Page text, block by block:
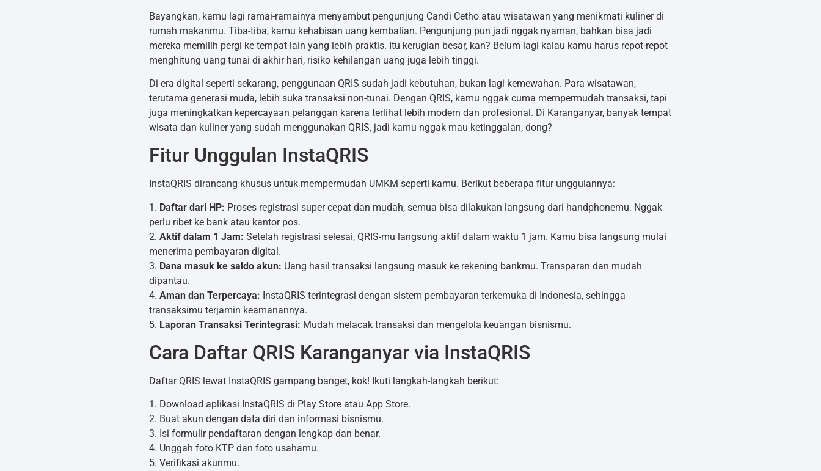
Bayangkan, kamu lagi ramai-ramainya menyambut pengunjung Candi Cetho atau wisatawan yang menikmati kuliner di
rumah makanmu. Tiba-tiba, kamu kehabisan uang kembalian. Pengunjung pun jadi nggak nyaman, bahkan bisa jadi
mereka memilih pergi ke tempat lain yang lebih praktis. Itu kerugian besar, kan? Belum lagi kalau kamu harus repot-repot
menghitung uang tunai di akhir hari, risiko kehilangan uang juga lebih tinggi.
Di era digital seperti sekarang, penggunaan QRIS sudah jadi kebutuhan, bukan lagi kemewahan. Para wisatawan,
terutama generasi muda, lebih suka transaksi non-tunai. Dengan QRIS, kamu nggak cuma mempermudah transaksi, tapi
juga meningkatkan kepercayaan pelanggan karena terlihat lebih modern dan profesional. Di Karanganyar, banyak tempat
wisata dan kuliner yang sudah menggunakan QRIS, jadi kamu nggak mau ketinggalan, dong?
Fitur Unggulan InstaQRIS
InstaQRIS dirancang khusus untuk mempermudah UMKM seperti kamu. Berikut beberapa fitur unggulannya:
1. Daftar dari HP: Proses registrasi super cepat dan mudah, semua bisa dilakukan langsung dari handphonemu. Nggak
perlu ribet ke bank atau kantor pos.
2. Aktif dalam 1 Jam: Setelah registrasi selesai, QRIS-mu langsung aktif dalam waktu 1 jam. Kamu bisa langsung mulai
menerima pembayaran digital.
3. Dana masuk ke saldo akun: Uang hasil transaksi langsung masuk ke rekening bankmu. Transparan dan mudah
dipantau.
4. Aman dan Terpercaya: InstaQRIS terintegrasi dengan sistem pembayaran terkemuka di Indonesia, sehingga
transaksimu terjamin keamanannya.
5. Laporan Transaksi Terintegrasi: Mudah melacak transaksi dan mengelola keuangan bisnismu.
Cara Daftar QRIS Karanganyar via InstaQRIS
Daftar QRIS lewat InstaQRIS gampang banget, kok! Ikuti langkah-langkah berikut:
1. Download aplikasi InstaQRIS di Play Store atau App Store.
2. Buat akun dengan data diri dan informasi bisnismu.
3. Isi formulir pendaftaran dengan lengkap dan benar.
4. Unggah foto KTP dan foto usahamu.
5. Verifikasi akunmu.